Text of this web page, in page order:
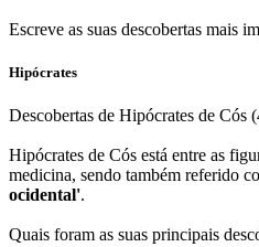
Escreve as suas descobertas mais
Hipócrates
Descobertas de Hipócrates de Cós
Hipócrates de Cós está entre as
medicina, sendo também referido
ocidental'.
Quais foram as suas principais